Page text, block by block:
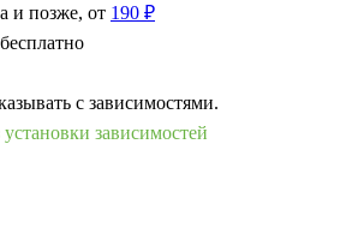
и позже, от 190 ₽
с зависимостями.
установки зависимостей